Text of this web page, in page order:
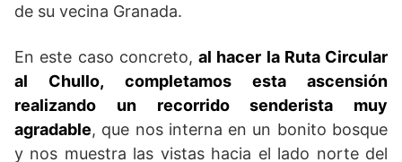
de su vecina Granada.
En este caso concreto, al hacer la Ruta Circular
al Chullo, completamos esta ascensión
realizando un recorrido senderista muy
agradable, que nos interna en un bonito bosque
y nos muestra las vistas hacia el lado norte del